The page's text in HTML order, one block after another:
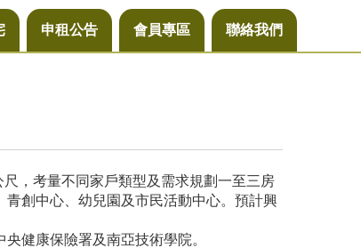
申租公告 會員專區 聯絡我們
，考量不同家戶類型及需求規劃一至三房
創中心、幼兒園及市民活動中心。預計興
健康保險署及南亞技術學院。